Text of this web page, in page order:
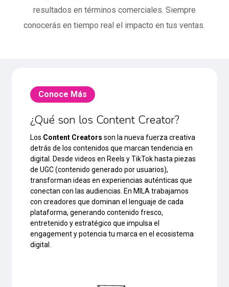
resultados en términos comerciales. Siempre
conocerás en tiempo real el impacto en tus ventas.
Conoce Más
¿Qué son los Content Creator?
Los Content Creators son la nueva fuerza creativa
detrás de los contenidos que marcan tendencia en
digital. Desde videos en Reels y TikTok hasta piezas
de UGC (contenido generado por usuarios),
transforman ideas en experiencias auténticas que
conectan con las audiencias. En MILA trabajamos
con creadores que dominan el lenguaje de cada
plataforma, generando contenido fresco,
entretenido y estratégico que impulsa el
engagement y potencia tu marca en el ecosistema
digital.